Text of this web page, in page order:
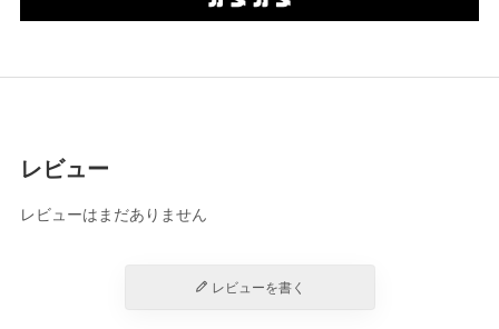
レビュー
レビューはまだありません
レビューを書く